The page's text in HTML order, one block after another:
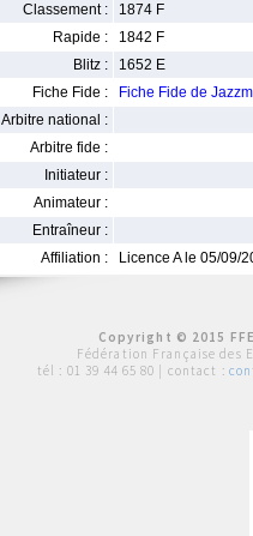
Classement :
1874 F
Rapide :
1842 F
Blitz :
1652 E
Fiche Fide :
Fiche Fide de
Arbitre national :
Arbitre fide :
Initiateur :
Animateur :
Entraîneur :
Affiliation :
Licence A le 05/09/
Copyright © 2015
Fédération Française des
tél : 01 39 44 65 80 | contact :